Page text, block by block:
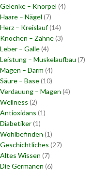
Gelenke – Knorpel (4)
Haare – Nägel (7)
Herz – Kreislauf(14)
Knochen – Zähne(3)
Leber – Galle(4)
Leistung – Muskelaufbau (7)
Magen – Darm (4)
Säure – Base(10)
Verdauung – Magen (4)
Wellness (2)
Antioxidans (1)
Diabetiker(1)
Wohlbefinden (1)
Geschichtliches (27)
Altes Wissen (7)
Die Germanen (6)